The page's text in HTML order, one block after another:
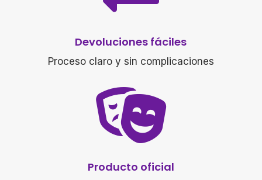
Devoluciones fáciles
Proceso claro y sin complicaciones

Producto oficial